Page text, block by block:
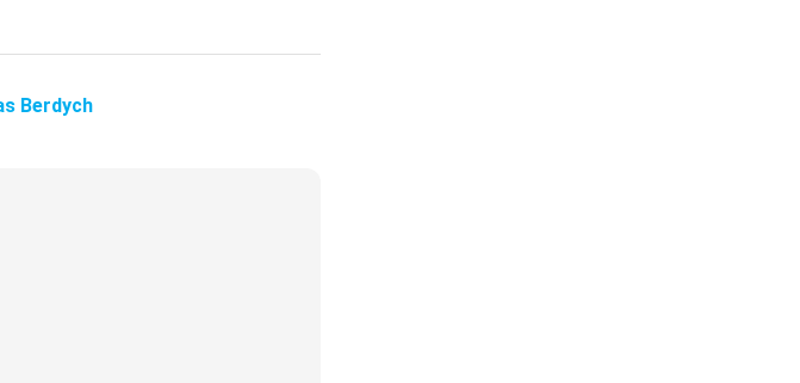
Berdych